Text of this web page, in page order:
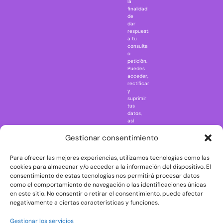
Gestionar consentimiento
Para ofrecer las mejores experiencias, utilizamos tecnologías como las
cookies para almacenar y/o acceder a la información del dispositivo. El
consentimiento de estas tecnologías nos permitirá procesar datos
como el comportamiento de navegación o las identificaciones únicas
en este sitio. No consentir o retirar el consentimiento, puede afectar
negativamente a ciertas características y funciones.
Gestionar los servicios
Rick and
The Big Bang
Theory
The Blues
Brothers
The Exorcist
The
la
finalidad
de
dar
respuesta
a tu
consulta
o
petición.
Puedes
acceder,
rectificar
y
suprimir
tus
datos,
así
ejercer
consultando
la
información
adicional
y
detallada
sobre